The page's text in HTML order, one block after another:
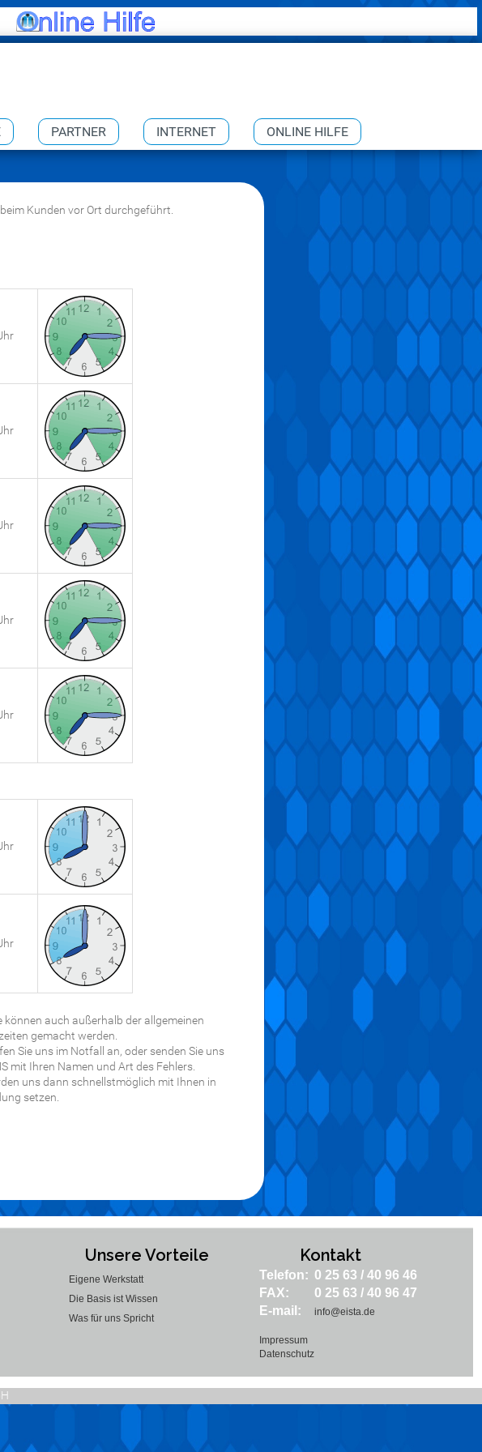
PARTNER INTERNET ONLINE HILFE
Kunden vor Ort durchgeführt.
können auch außerhalb der allgemeinen
gemacht werden.
Sie uns im Notfall an, oder senden Sie uns
mit Ihren Namen und Art des Fehlers.
uns dann schnellstmöglich mit Ihnen in
setzen.
Unsere Vorteile
Eigene Werkstatt
Die Basis ist Wissen
Was für uns Spricht
Kontakt
Telefon: 0 25 63 / 40 96 46
FAX:
0 25 63 / 40 96 47
E-mail:
info@eista.de
Impressum
Datenschutz